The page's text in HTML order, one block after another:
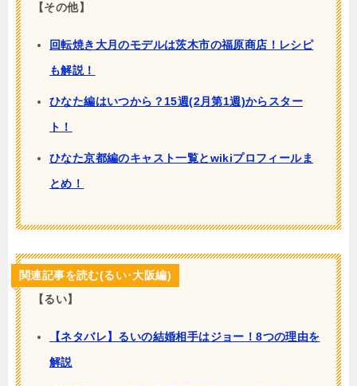
【その他】
回転焼き大月のモデルは茨木市の福原商店！レシピ
も解説！
ひなた編はいつから？15週(2月第1週)からスター
ト！
ひなた京都編のキャスト一覧とwikiプロフィールま
とめ！
関連記事を読む(るい･大阪編)
【るい】
【ネタバレ】るいの結婚相手はジョー！8つの理由を
解説